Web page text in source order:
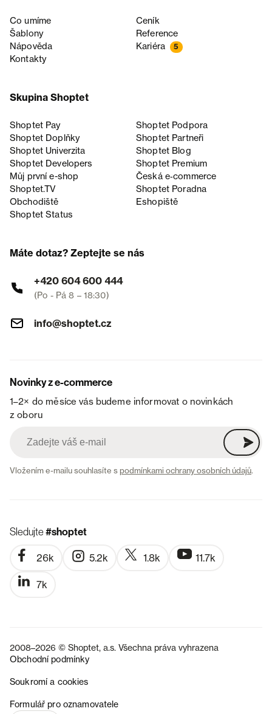
Co umíme
Ceník
Šablony
Reference
Nápověda
Kariéra 5
Kontakty
Skupina Shoptet
Shoptet Pay
Shoptet Podpora
Shoptet Doplňky
Shoptet Partneři
Shoptet Univerzita
Shoptet Blog
Shoptet Developers
Shoptet Premium
Můj první e-shop
Česká e‑commerce
Shoptet.TV
Shoptet Poradna
Obchodiště
Eshopiště
Shoptet Status
Máte dotaz? Zeptejte se nás
+420 604 600 444
(Po - Pá 8 – 18:30)
info@shoptet.cz
Novinky z e-commerce
1–2× do měsíce vás budeme informovat o novinkách
z oboru
Vložením e-mailu souhlasíte spodmínkami ochrany osobních údajů.
Sledujte#shoptet
26k 5.2k 1.8k 11.7k
7k
2008–2026 © Shoptet, a.s. Všechna práva vyhrazena
Obchodní podmínky
Soukromí a cookies
Formulář pro oznamovatele